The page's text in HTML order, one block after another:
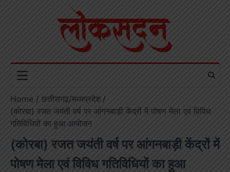
Home
छत्तीसगढ़/मध्यप्रदेश
(कोरबा) रजत जयंती वर्ष पर आंगनबाड़ी केंद्रों में पोषण मेला एवं विविध
गतिविधियों का हुआ आयोजन
(कोरबा) रजत जयंती वर्ष पर आंगनबाड़ी केंद्रों में
पोषण मेला एवं विविध गतिविधियों का हुआ